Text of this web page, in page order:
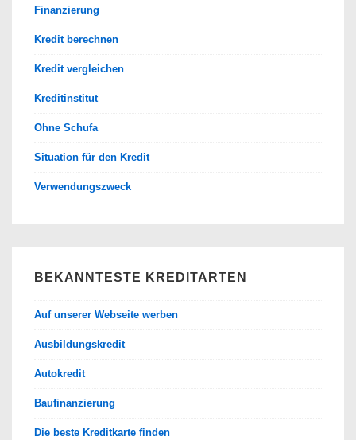
Finanzierung
Kredit berechnen
Kredit vergleichen
Kreditinstitut
Ohne Schufa
Situation für den Kredit
Verwendungszweck
BEKANNTESTE KREDITARTEN
Auf unserer Webseite werben
Ausbildungskredit
Autokredit
Baufinanzierung
Die beste Kreditkarte finden